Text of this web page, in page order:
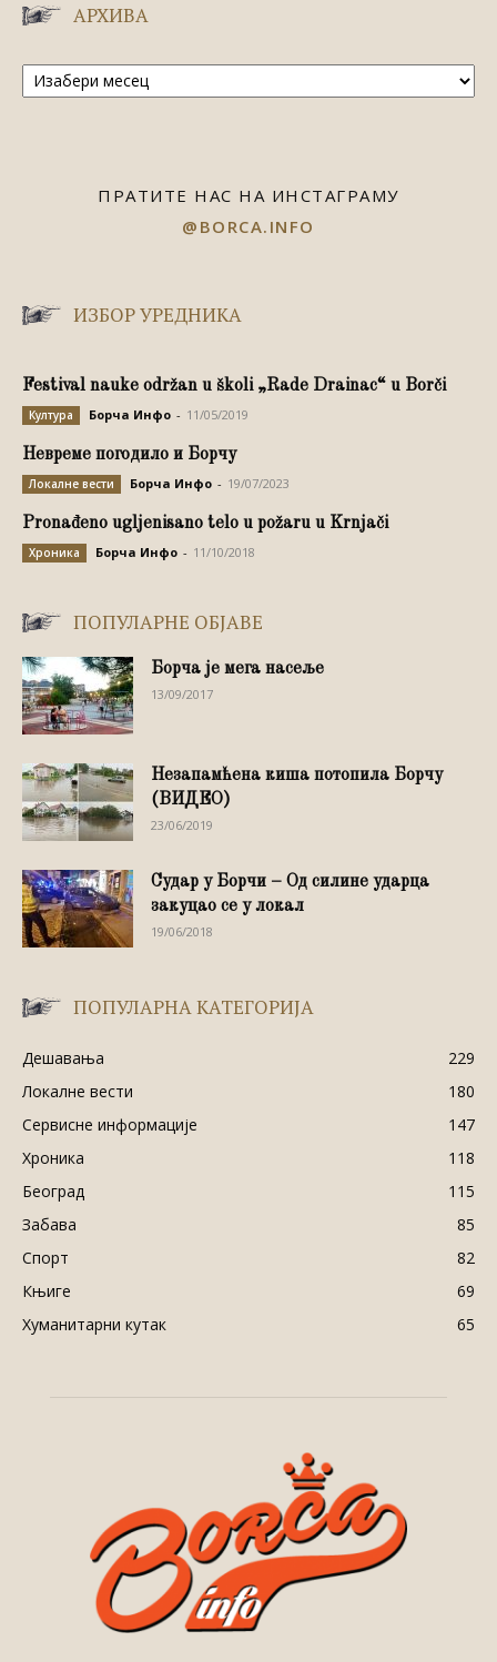
АРХИВА
Архива
ПРАТИТЕ НАС НА ИНСТАГРАМУ
@BORCA.INFO
ИЗБОР УРЕДНИКА
Festival nauke održan u školi „Rade Drainac“ u Borči
Култура Борча Инфо - 11/05/2019
Невреме погодило и Борчу
Локалне вести Борча Инфо - 19/07/2023
Pronađeno ugljenisano telo u požaru u Krnjači
Хроника Борча Инфо - 11/10/2018
ПОПУЛАРНЕ ОБЈАВЕ
Борча је мега насеље
13/09/2017
Незапамћена киша потопила Борчу
(ВИДЕО)
23/06/2019
Судар у Борчи – Од силине ударца
закуцао се у локал
19/06/2018
ПОПУЛАРНА КАТЕГОРИЈА
Дешавања
229
Локалне вести
180
Сервисне информације
147
Хроника
118
Београд
115
Забава
85
Спорт
82
Књиге
69
Хуманитарни кутак
65